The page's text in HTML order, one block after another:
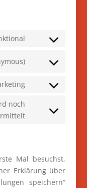
Consent
service
Consent
service
statistics
Consent
service
noch
Consent
Mal besuchst,
Erklärung über
speichern“